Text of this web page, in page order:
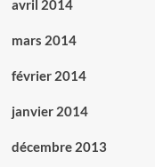
avril 2014
mars 2014
février 2014
janvier 2014
décembre 2013